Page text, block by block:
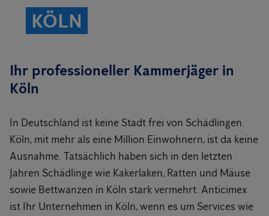
KÖLN
Ihr professioneller Kammerjäger in
Köln
In Deutschland ist keine Stadt frei von Schädlingen.
Köln, mit mehr als eine Million Einwohnern, ist da keine
Ausnahme. Tatsächlich haben sich in den letzten
Jahren Schädlinge wie Kakerlaken, Ratten und Mäuse
sowie Bettwanzen in Köln stark vermehrt. Anticimex
ist Ihr Unternehmen in Köln, wenn es um Services wie